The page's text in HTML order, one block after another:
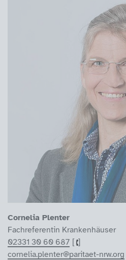
Cornelia Plenter
Fachreferentin Krankenhäuser
02331 30 60 687
cornelia.plenter@paritaet-nrw.org